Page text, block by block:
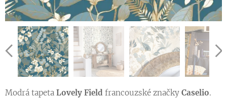
Ukázka vzoru tapety v jiné barevné variantě
Ukázka vzoru tapety v jiné barevné variantě
Modrá tapeta Lovely Field francouzské značky Caselio.